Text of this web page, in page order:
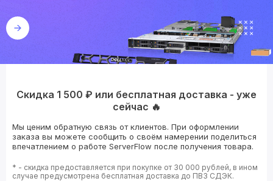
Скидка 1 500 ₽ или бесплатная доставка - уже
сейчас 🔥
Мы ценим обратную связь от клиентов. При оформлении
заказа вы можете сообщить о своём намерении поделиться
впечатлением о работе ServerFlow после получения товара.
* - скидка предоставляется при покупке от 30 000 рублей, в ином
случае предусмотрена бесплатная доставка до ПВЗ СДЭК.